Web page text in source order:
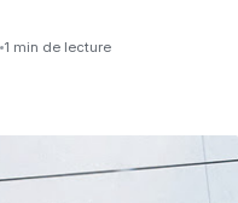
1 min de lecture